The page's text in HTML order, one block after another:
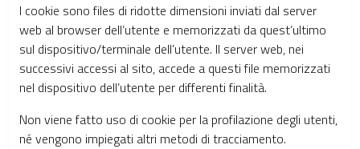
I cookie sono files di ridotte dimensioni inviati dal server
web al browser dell’utente e memorizzati da quest’ultimo
sul dispositivo/terminale dell’utente. Il server web, nei
successivi accessi al sito, accede a questi file memorizzati
nel dispositivo dell’utente per differenti finalità.
Non viene fatto uso di cookie per la profilazione degli utenti,
né vengono impiegati altri metodi di tracciamento.